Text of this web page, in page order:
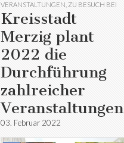
VERANSTALTUNGEN ZU BESUCH BEI
Kreisstadt
Merzig plant
2022 die
Durchführung
zahlreicher
Veranstaltungen
03. Februar 2022